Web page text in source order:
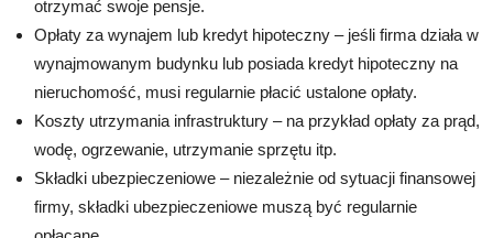
otrzymać swoje pensje.
Opłaty za wynajem lub kredyt hipoteczny – jeśli firma działa w
wynajmowanym budynku lub posiada kredyt hipoteczny na
nieruchomość, musi regularnie płacić ustalone opłaty.
Koszty utrzymania infrastruktury – na przykład opłaty za prąd,
wodę, ogrzewanie, utrzymanie sprzętu itp.
Składki ubezpieczeniowe – niezależnie od sytuacji finansowej
firmy, składki ubezpieczeniowe muszą być regularnie